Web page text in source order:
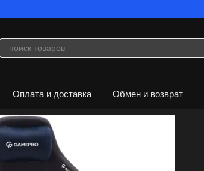
Оплата и доставка Обмен и возврат